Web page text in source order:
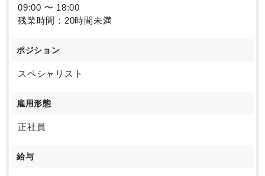
09:00 〜 18:00
残業時間：20時間未満
ポジション
スペシャリスト
雇用形態
正社員
給与